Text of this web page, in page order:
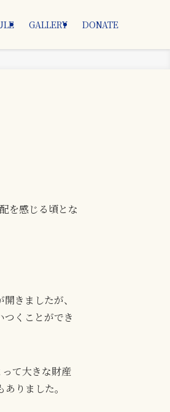
GALLERY DONATE
を感じる頃とな
きましたが、
くことができ
て大きな財産
りました。